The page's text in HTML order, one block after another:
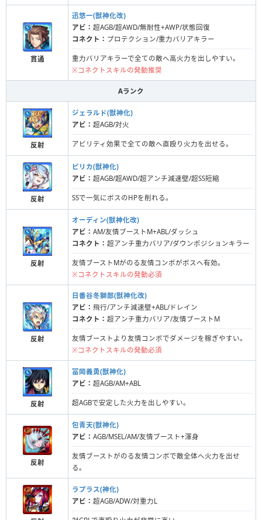
貫通
迅悠一(獣神化改)
アビ： 超AGB/超AWD/無耐性+AWP/状態回復
コネクト： プロテクション/重力バリアキラー
重力バリアキラーで全ての敵へ高火力を出しやすい。
※コネクトスキルの発動推奨
Aランク
反射
ジェラルド(獣神化)
アビ： 超AGB/対火
アビリティ効果で全ての敵へ直殴り火力を出せる。
反射
ピリカ(獣神化)
アビ： 超AGB/超AWD/超アンチ減速壁/超SS短縮
SSで一気にボスのHPを削れる。
反射
オーディン(獣神化改)
アビ： AM/友情ブーストM+ABL/ダッシュ
コネクト： 超アンチ重力バリア/ダウンポジションキラー
友情ブーストMがのる友情コンボがボスへ有効。
※コネクトスキルの発動必須
反射
日番谷冬獅郎(獣神化改)
アビ： 飛行/アンチ減速壁+ABL/ドレイン
コネクト： 超アンチ重力バリア/友情ブーストM
友情ブーストより友情コンボでダメージを稼ぎやすい。
※コネクトスキルの発動必須
反射
冨岡義勇(獣神化)
アビ： 超AGB/AM+ABL
超AGBで安定した火力を出しやすい。
反射
包青天(獣神化)
アビ： AGB/MSEL/AM/友情ブースト+渾身
友情ブーストがのる友情コンボで敵全体へ火力を出せ
る。
ラプラス(神化)
アビ： 超AGB/ADW/対重力L